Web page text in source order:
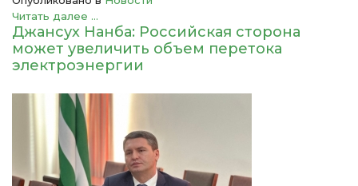
Читать далее ...
Джансух Нанба: Российская сторона
может увеличить объем перетока
электроэнергии